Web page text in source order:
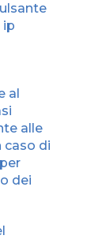
ip
al
alle
caso di
dei